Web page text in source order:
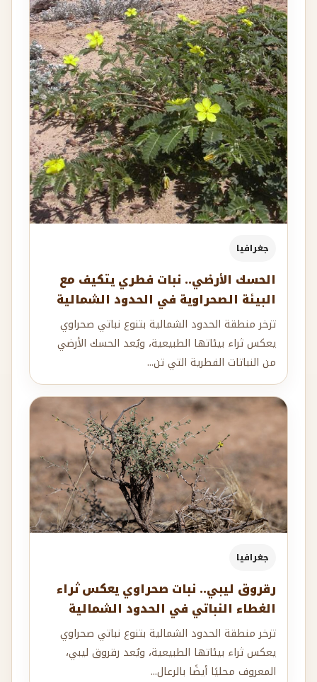
جغرافيا
الحسك الأرضي.. نبات فطري يتكيف مع
البيئة الصحراوية في الحدود الشمالية
تزخر منطقة الحدود الشمالية بتنوع نباتي صحراوي
يعكس ثراء بيئاتها الطبيعية، ويُعد الحسك الأرضي
من النباتات الفطرية التي تن...
جغرافيا
رقروق ليبي.. نبات صحراوي يعكس ثراء
الغطاء النباتي في الحدود الشمالية
تزخر منطقة الحدود الشمالية بتنوع نباتي صحراوي
يعكس ثراء بيئاتها الطبيعية، ويُعد رقروق ليبي،
المعروف محليًا أيضًا بالرعال...